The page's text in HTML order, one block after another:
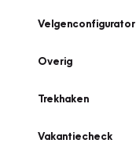
Velgenconfigurator
Overig
Trekhaken
Vakantiecheck